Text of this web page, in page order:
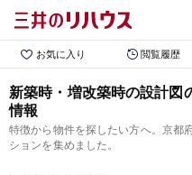
お気に入り 閲覧履歴
新築時・増改築時の設計図
情報
特徴から物件を探したい方へ。京都
ションを集めました。